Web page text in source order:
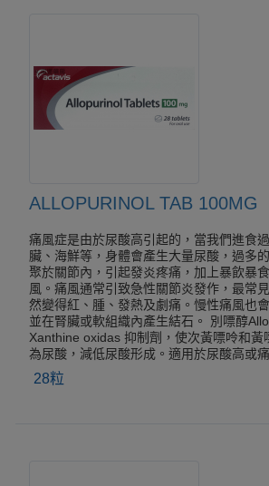
ALLOPURINOL TAB 100MG
痛風症是由於尿酸高引起的，當我們進食
臟、海鮮等，身體會產生大量尿酸，過多
聚於關節內，引起發炎疼痛，加上暴飲暴
風。痛風通常引致急性關節炎發作，最常
然變得紅、腫、發熱及劇痛。慢性痛風也
並在腎臟或軟組織內產生結石。 別嘌醇
Xanthine oxidas 抑制劑，使次黃嘌呤和黃
為尿酸，減低尿酸形成。適用於尿酸高或
28粒